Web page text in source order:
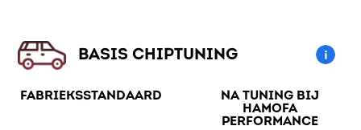
BASIS CHIPTUNING
FABRIEKSSTANDAARD
NA TUNING BIJ
HAMOFA
PERFORMANCE